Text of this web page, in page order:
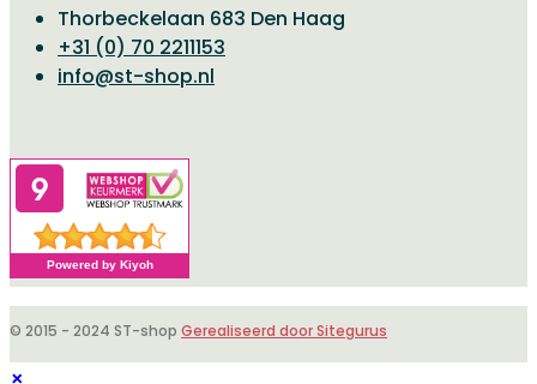
Thorbeckelaan 683 Den Haag
+31 (0) 70 2211153
info@st-shop.nl
© 2015 - 2024 ST-shop Gerealiseerd door Sitegurus